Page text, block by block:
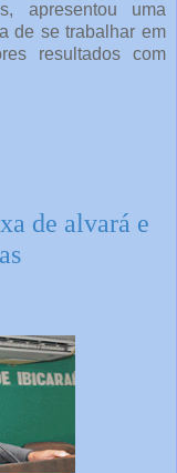
apresentou uma
de se trabalhar em
resultados com
de alvará e